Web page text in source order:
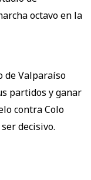
octavo en la
de Valparaíso
partidos y ganar
contra Colo
decisivo.